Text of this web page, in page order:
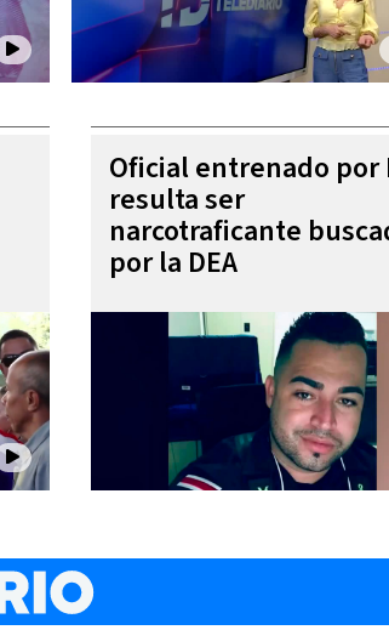
Oficial entrenado por
resulta ser
narcotraficante
por la DEA